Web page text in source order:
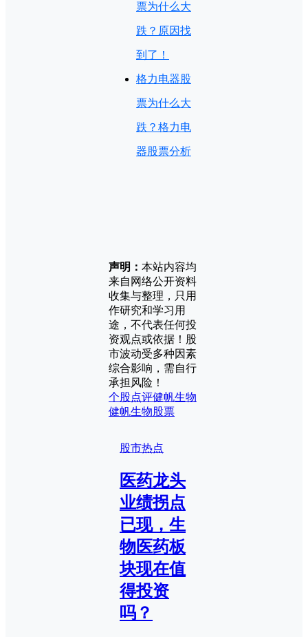
票为什么大
跌？原因找
到了！
格力电器股
票为什么大
跌？格力电
器股票分析
声明： 本站内容均
来自网络公开资料
收集与整理，只用
作研究和学习用
途，不代表任何投
资观点或依据！股
市波动受多种因素
综合影响，需自行
承担风险！
个股点评健帆生物
健帆生物股票
股市热点
医药龙头
业绩拐点
已现，生
物医药板
块现在值
得投资
吗？